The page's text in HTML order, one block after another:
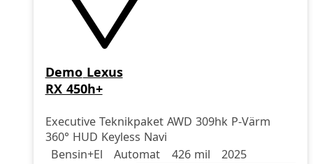
Demo Lexus
RX 450h+
Executive Teknikpaket AWD 309hk P-Värm
360° HUD Keyless Navi
Drivmedel
Bensin+El
Drivmedel Automat
Miltal 426 mil
årsmodell 2025